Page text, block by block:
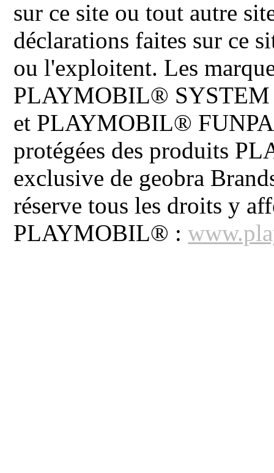
sur ce site ou tout autre
déclarations faites sur ce
ou l'exploitent. Les
PLAYMOBIL®
et PLAYMOBIL®
protégées des produits
exclusive de geobra
réserve tous les droits y
PLAYMOBIL® :